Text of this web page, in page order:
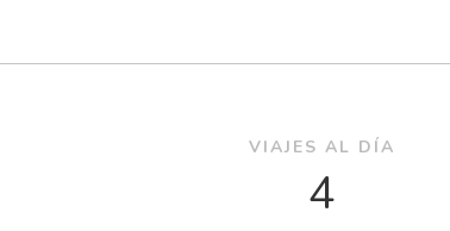
VIAJES AL DÍA
4